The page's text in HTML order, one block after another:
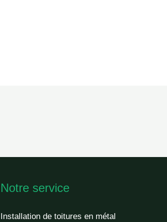
Notre service
Installation de toitures en métal